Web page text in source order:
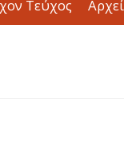
Τεύχος